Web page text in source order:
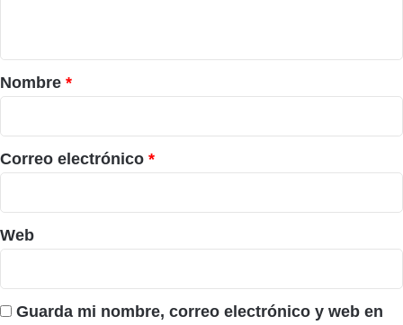
r
i
o
*
Nombre *
Correo electrónico *
Web
Guarda mi nombre, correo electrónico y web en